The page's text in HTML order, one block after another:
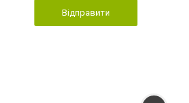
Відправити